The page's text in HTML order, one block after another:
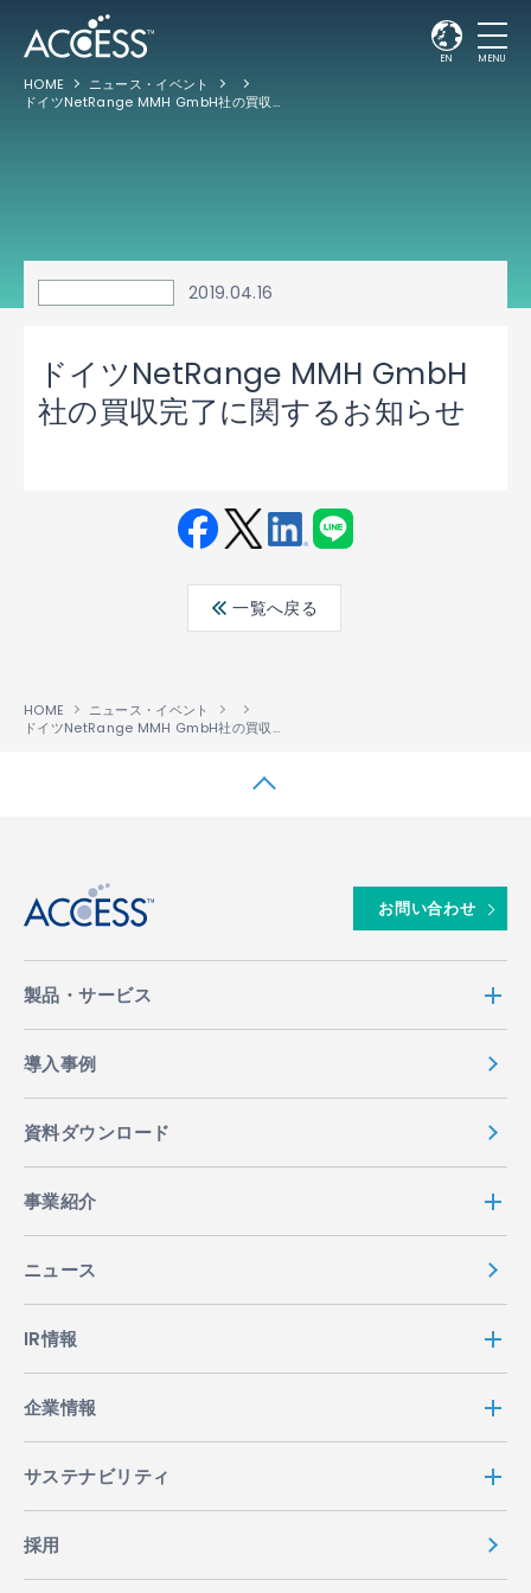
EN MENU
HOME
ニュース・イベント
ドイツNetRange MMH GmbH社の買収完了に関するお知らせ
2019.04.16
ドイツNetRange MMH GmbH
社の買収完了に関するお知らせ
ebo ter
edin
一覧へ戻る
HOME
ニュース・イベント
ドイツNetRange MMH GmbH社の買収完了に関するお知らせ
お問い合わせ
製品・サービス
導入事例
資料ダウンロード
事業紹介
ニュース
IR情報
企業情報
サステナビリティ
採用